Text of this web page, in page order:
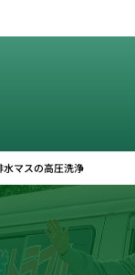
マスの高圧洗浄